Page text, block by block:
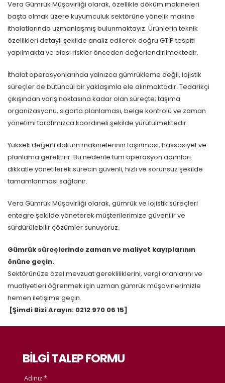
Vera Gümrük Müşavirliği olarak, özellikle döküm makineleri
başta olmak üzere kuyumculuk sektörüne yönelik makine
ithalatlarında uzmanlaşmış bulunmaktayız. Ürünlerin teknik
özellikleri detaylı şekilde analiz edilerek doğru GTİP tespiti
yapılmakta ve olası riskler önceden değerlendirilmektedir.
İthalat operasyonlarında yalnızca gümrükleme değil, lojistik
süreçler de bütüncül bir yaklaşımla ele alınmaktadır. Tedarikçi
çıkışından varış noktasına kadar olan süreçte; taşıma
organizasyonu, sigorta planlaması, belge kontrolü ve zaman
yönetimi tarafımızca koordineli şekilde yürütülmektedir.
Yüksek değerli döküm makinelerinin taşınması, hassasiyet ve
planlama gerektirir. Bu nedenle tüm operasyon adımları
dikkatle yönetilerek sürecin güvenli, hızlı ve sorunsuz şekilde
tamamlanması sağlanır.
Vera Gümrük Müşavirliği olarak, gümrük ve lojistik süreçleri
entegre şekilde yöneterek müşterilerimize güvenilir ve
sürdürülebilir çözümler sunuyoruz.
Gümrük süreçlerinde zaman ve maliyet kayıplarının
önüne geçin.
Sektörünüze özel mevzuat gerekliliklerini, vergi oranlarını ve
muafiyetleri öğrenmek için uzman gümrük müşavirlerimizle
hemen iletişime geçin.
[Şimdi Bizi Arayın: 0212 970 06 15]
BİLGİ TALEP FORMU
Adınız *